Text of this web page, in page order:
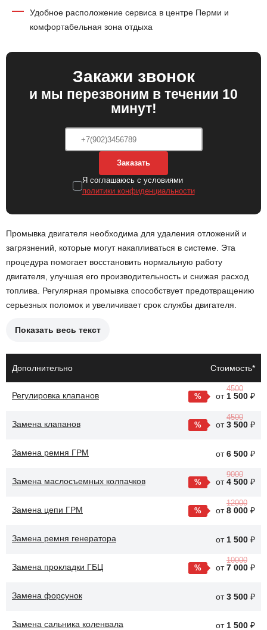
Удобное расположение сервиса в центре Перми и
комфортабельная зона отдыха
Закажи звонок
и мы перезвоним в течении 10
минут!
Заказать
Я соглашаюсь с условиями
политики конфиденциальности
Промывка двигателя необходима для удаления отложений и
загрязнений, которые могут накапливаться в системе. Эта
процедура помогает восстановить нормальную работу
двигателя, улучшая его производительность и снижая расход
топлива. Регулярная промывка способствует предотвращению
серьезных поломок и увеличивает срок службы двигателя.
Добавление промывочного средства в масло и запуск
масляного фильтра и заливка нового масла.
деталей. Это также помогает снизить уровень шума и вибрации,
обеспечивая более плавную работу двигателя.
Показать весь текст
Дополнительно Стоимость*
Регулировка клапанов от
4500
1 500 ₽
Замена клапанов от
4500
3 500 ₽
Замена ремня ГРМ от6 500 ₽
Замена маслосъемных колпачков от
9000
4 500 ₽
Замена цепи ГРМ от
12000
8 000 ₽
Замена ремня генератора от 1 500 ₽
Замена прокладки ГБЦ от
10000
7 000 ₽
Замена форсунок от3 500 ₽
Замена сальника коленвала от 1 500 ₽